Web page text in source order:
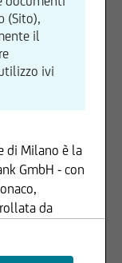
(Sito),
il
ivi
di Milano è la
GmbH - con
da